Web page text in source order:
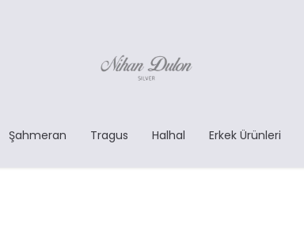
Şahmeran Tragus Halhal Erkek Ürünleri